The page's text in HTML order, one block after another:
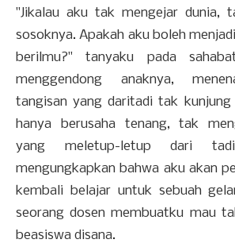
"Jikalau aku tak mengejar dunia,
sosoknya. Apakah aku boleh
berilmu?" tanyaku pada
menggendong anaknya,
tangisan yang daritadi tak kunjung
hanya berusaha tenang, tak
yang meletup-letup dari
mengungkapkan bahwa aku akan
kembali belajar untuk sebuah
seorang dosen membuatku mau
beasiswa disana.